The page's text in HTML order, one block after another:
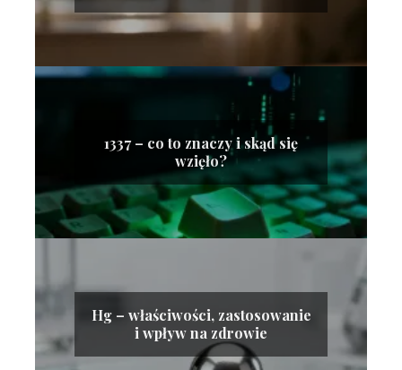
1337 – co to znaczy i skąd się
wzięło?
Hg – właściwości, zastosowanie
i wpływ na zdrowie